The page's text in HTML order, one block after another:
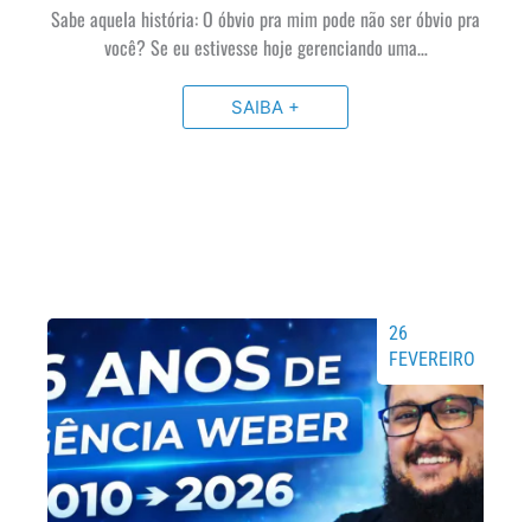
Sabe aquela história: O óbvio pra mim pode não ser óbvio pra
você? Se eu estivesse hoje gerenciando uma…
SAIBA +
26
FEVEREIRO